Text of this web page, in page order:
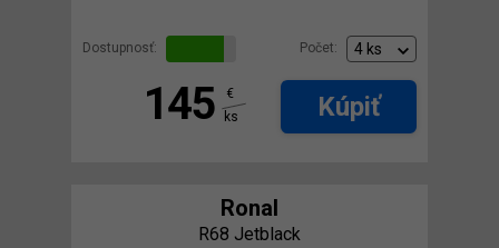
Dostupnosť: Počet:
145
€
ks
Kúpiť
Ronal
R68 Jetblack